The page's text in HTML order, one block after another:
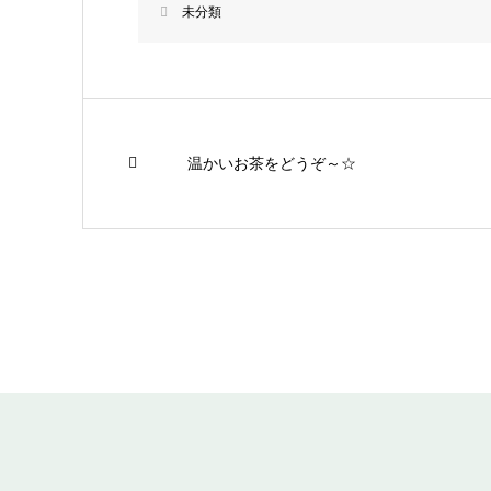
未分類
温かいお茶をどうぞ～☆